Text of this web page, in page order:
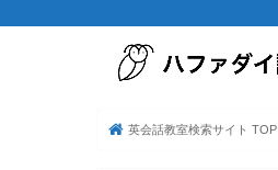
英会話教室検索サイト TOP